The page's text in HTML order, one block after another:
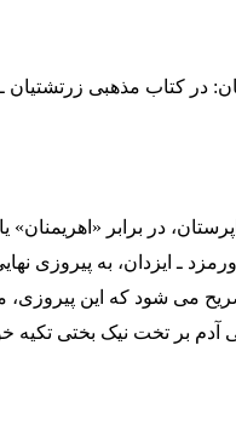
در کتاب مذهبی زرتشتیان ـ
در برابر
ـ ایزدان، به پیروزی
می شود که این
آدم بر تخت نیک بختی تکیه